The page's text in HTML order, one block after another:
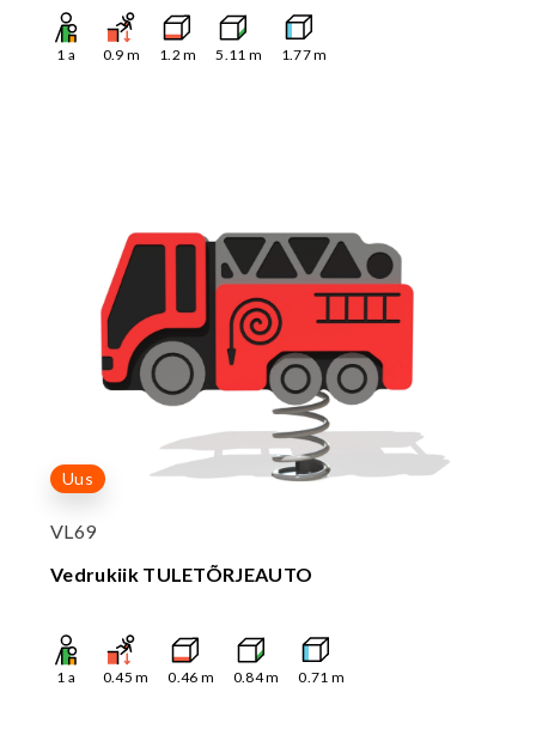
1 a 0.9 m 1.2 m 5.11 m 1.77m
Uus
VL69
Vedrukiik TULETÕRJEAUTO
1 a 0.45 m 0.46 m 0.84m 0.71 m